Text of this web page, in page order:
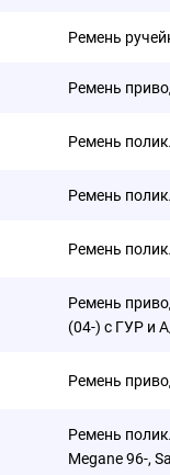
Ремень
Ремень
Ремень
Ремень
Ремень
Ремень
(04-) с ГУР и
Ремень
Ремень
Megane 96-,